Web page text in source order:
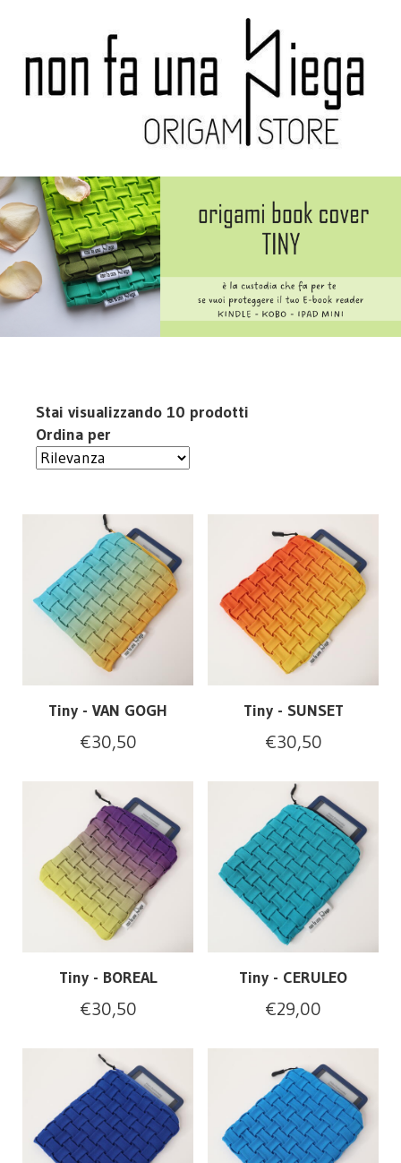
Stai visualizzando 10 prodotti
Ordina per
Tiny - VAN GOGH
€30,50
Tiny - SUNSET
€30,50
Tiny - BOREAL
€30,50
Tiny - CERULEO
€29,00